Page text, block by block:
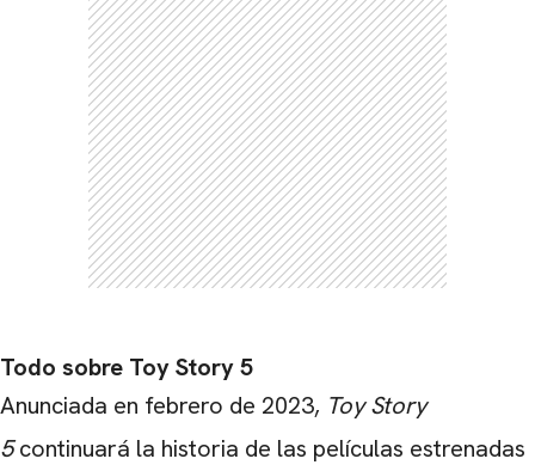
Todo sobre Toy Story 5
Anunciada en febrero de 2023, Toy Story
5continuará la historia de las películas estrenadas